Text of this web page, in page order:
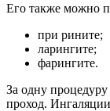
Его также можно
при рините;
ларингите;
фарингите.
За одну
проход.